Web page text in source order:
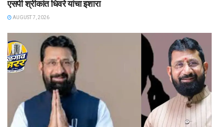
एसपी श्रीकांत धिवरे यांचा इशारा
AUGUST 7, 2026